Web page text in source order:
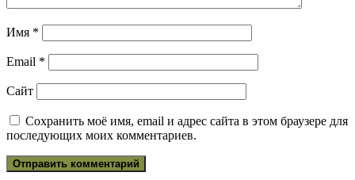
Имя *
Email *
Сайт
Сохранить моё имя, email и адрес сайта в этом браузере для
последующих моих комментариев.